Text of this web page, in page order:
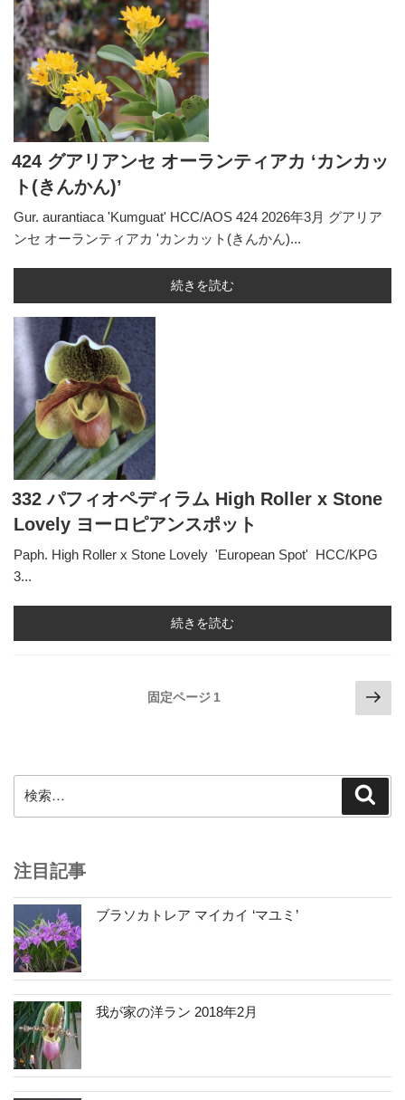
424 グアリアンセ オーランティアカ ‘カンカッ
ト(きんかん)’
Gur. aurantiaca 'Kumguat' HCC/AOS 424 2026年3月 グアリア
ンセ オーランティアカ 'カンカット(きんかん)...
続きを読む
332 パフィオペディラム High Roller x Stone
Lovely ヨーロピアンスポット
Paph. High Roller x Stone Lovely 'European Spot' HCC/KPG
3...
続きを読む
ー
ジ
り
固定ページ 1
次
の
ジ
索:
注目記事
ブラソカトレア マイカイ ‘マユミ’
我が家の洋ラン 2018年2月